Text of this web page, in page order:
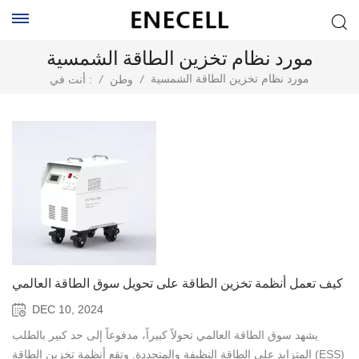
مورد نظام تخزين الطاقة الشمسية
أنت في : / وطن / مورد نظام تخزين الطاقة الشمسية
كيف تعمل أنظمة تخزين الطاقة على تحويل سوق الطاقة العالمي
DEC 10, 2024
يشهد سوق الطاقة العالمي تحولاً كبيراً، مدفوعاً إلى حد كبير بالطلب
المتزايد على الطاقة النظيفة والمتجددة. وتقع أنظمة تخزين الطاقة (ESS)